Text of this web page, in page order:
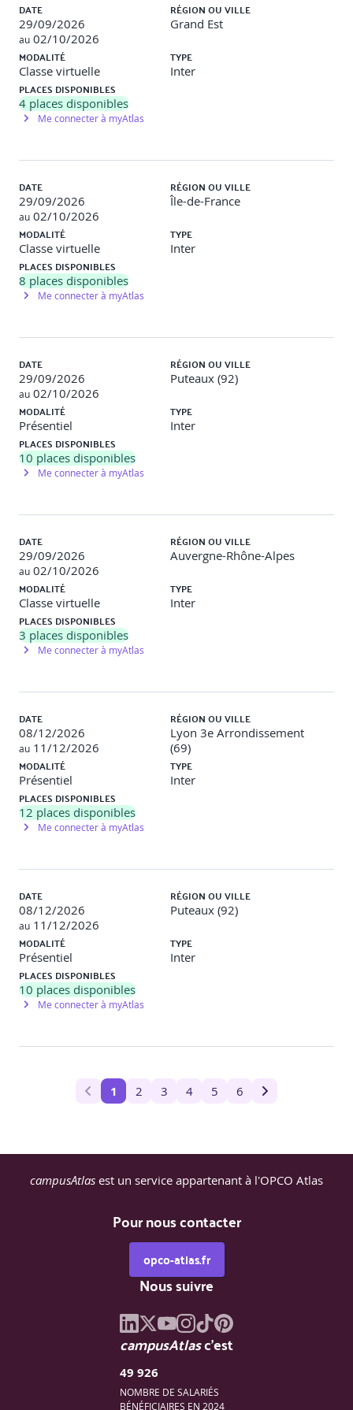
1. Prérequis pour l’architecture Microsoft Azure
Décrire les composants architecturaux de base
d’Azure.
Décrire les services de calcul et de mise en réseau
Azure.
Décrire les services de stockage Azure.
Framework.
Introduction au Microsoft Azure Well-Architected
Framework.
2.Concevoir des solutions d’identité, de
gouvernance et de supervision
Concevoir la gouvernance.
Concevoir des solutions d’authentification et
d’autorisation.
3.Concevoir des solutions de continuité d’activité
Décrire les stratégies de haute disponibilité et de
reprise après sinistre.
Concevoir une solution de sauvegarde et de reprise
après sinistre.
4.Concevoir des solutions de stockage de données
relationnelles.
Concevoir une intégration de données.
5. Concevoir des solutions d’infrastructure Azure
Concevoir une architecture applicative.
Concevoir des solutions réseau.
Concevoir des migrations.
DATE
29/09/2026
au 02/10/2026
RÉGION OU VILLE
Grand Est
MODALITÉ
Classe virtuelle
TYPE
Inter
PLACES DISPONIBLES
4 places disponibles
Me connecter à myAtlas
DATE
29/09/2026
au 02/10/2026
RÉGION OU VILLE
Île-de-France
MODALITÉ
Classe virtuelle
TYPE
Inter
PLACES DISPONIBLES
8 places disponibles
Me connecter à myAtlas
DATE
29/09/2026
au 02/10/2026
RÉGION OU VILLE
Puteaux (92)
MODALITÉ
Présentiel
TYPE
Inter
PLACES DISPONIBLES
10 places disponibles
Me connecter à myAtlas
DATE
29/09/2026
au 02/10/2026
RÉGION OU VILLE
Auvergne-Rhône-Alpes
MODALITÉ
Classe virtuelle
TYPE
Inter
PLACES DISPONIBLES
3 places disponibles
Me connecter à myAtlas
DATE
08/12/2026
au 11/12/2026
RÉGION OU VILLE
Lyon 3e Arrondissement
(69)
MODALITÉ
Présentiel
TYPE
Inter
PLACES DISPONIBLES
12 places disponibles
Me connecter à myAtlas
DATE
08/12/2026
au 11/12/2026
RÉGION OU VILLE
Puteaux (92)
MODALITÉ
Présentiel
TYPE
Inter
PLACES DISPONIBLES
10 places disponibles
Me connecter à myAtlas
1 2 3 4 5 6
campusAtlas est un service appartenant à l'OPCO Atlas
Pour nous contacter
opco-atlas.fr
Nous suivre
campusAtlasc'est
49 926
NOMBRE DE SALARIÉS
BÉNÉFICIAIRES EN 2024